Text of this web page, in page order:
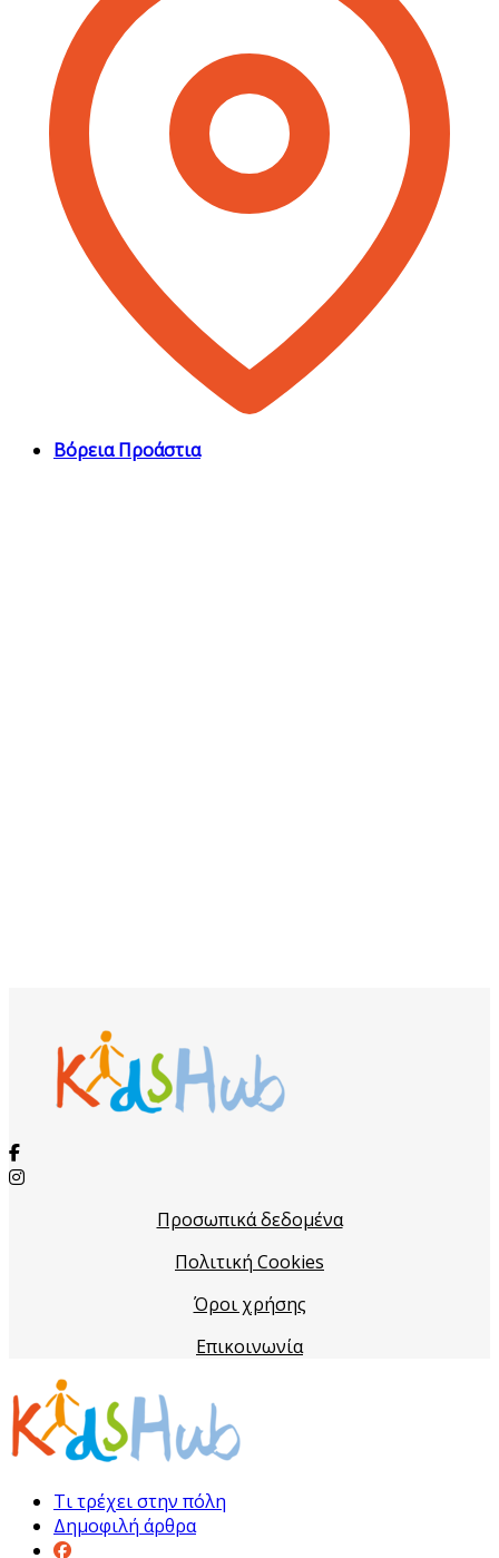
Βόρεια Προάστια
Προσωπικά δεδομένα
Πολιτική Cookies
Όροι χρήσης
Επικοινωνία
Τι τρέχει στην πόλη
Δημοφιλή άρθρα